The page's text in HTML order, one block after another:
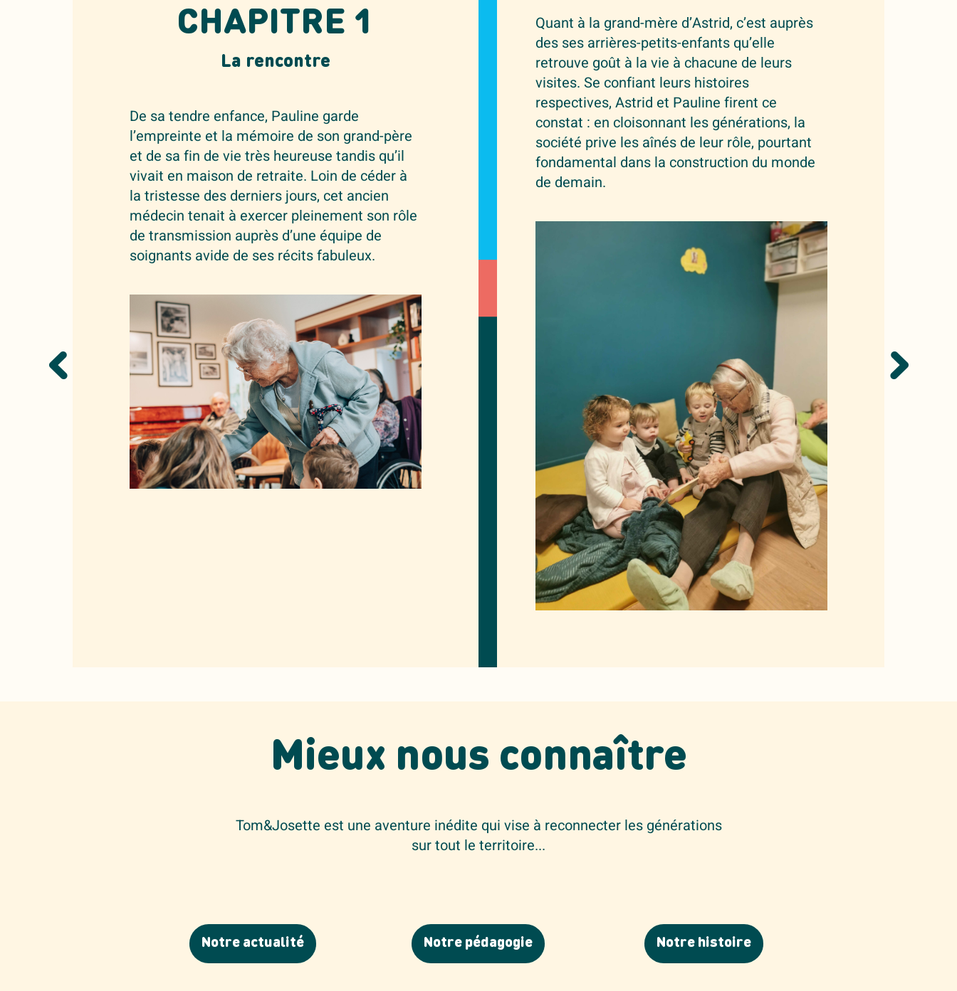
CHAPITRE 1
La rencontre
De sa tendre enfance, Pauline garde
l’empreinte et la mémoire de son grand-père
et de sa fin de vie très heureuse tandis qu’il
vivait en maison de retraite. Loin de céder à
la tristesse des derniers jours, cet ancien
médecin tenait à exercer pleinement son rôle
de transmission auprès d’une équipe de
soignants avide de ses récits fabuleux.
Quant à la grand-mère d’Astrid, c’est auprès
des ses arrières-petits-enfants qu’elle
retrouve goût à la vie à chacune de leurs
visites. Se confiant leurs histoires
respectives, Astrid et Pauline firent ce
constat : en cloisonnant les générations, la
société prive les aînés de leur rôle, pourtant
fondamental dans la construction du monde
de demain.
Mieux nous connaître
Tom&Josette est une aventure inédite qui vise à reconnecter les générations
sur tout le territoire...
Notre actualité Notre pédagogie Notre histoire